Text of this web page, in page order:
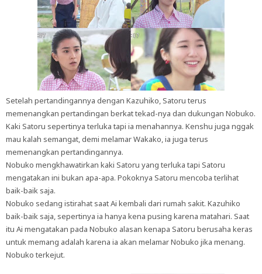
Setelah pertandingannya dengan Kazuhiko, Satoru terus
memenangkan pertandingan berkat tekad-nya dan dukungan Nobuko.
Kaki Satoru sepertinya terluka tapi ia menahannya. Kenshu juga nggak
mau kalah semangat, demi melamar Wakako, ia juga terus
memenangkan pertandingannya.
Nobuko mengkhawatirkan kaki Satoru yang terluka tapi Satoru
mengatakan ini bukan apa-apa. Pokoknya Satoru mencoba terlihat
baik-baik saja.
Nobuko sedang istirahat saat Ai kembali dari rumah sakit. Kazuhiko
baik-baik saja, sepertinya ia hanya kena pusing karena matahari. Saat
itu Ai mengatakan pada Nobuko alasan kenapa Satoru berusaha keras
untuk memang adalah karena ia akan melamar Nobuko jika menang.
Nobuko terkejut.